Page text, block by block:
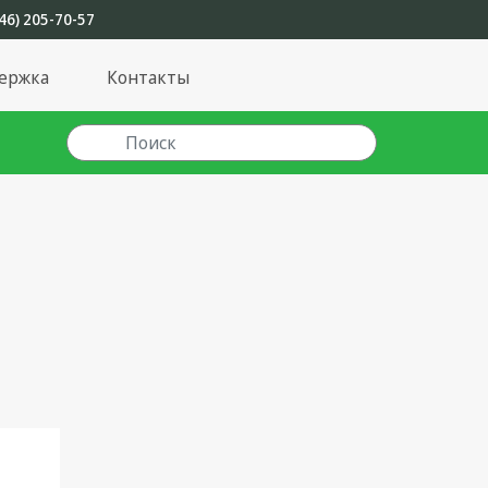
205-70-57
Контакты